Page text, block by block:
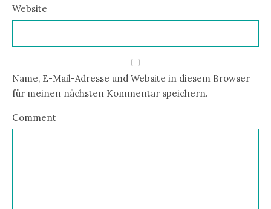
Website
Name, E-Mail-Adresse und Website in diesem Browser
für meinen nächsten Kommentar speichern.
Comment